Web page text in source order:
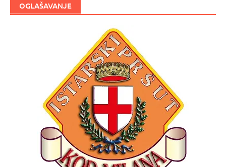
OGLAŠAVANJE